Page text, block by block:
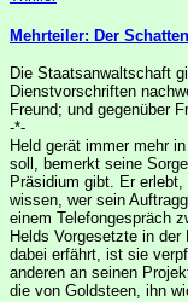
Mehrteiler: Der
Die Staatsanwaltschaft
Dienstvorschriften
Freund; und gegenüber
-*-
Held gerät immer mehr
soll, bemerkt seine
Präsidium gibt. Er
wissen, wer sein
einem Telefongespräch
Helds Vorgesetzte in
dabei erfährt, ist sie
anderen an seinen
die von Goldsteen, ihn